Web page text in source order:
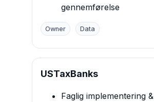
gennemførelse
Owner Data
USTaxBanks
Faglig implementering &